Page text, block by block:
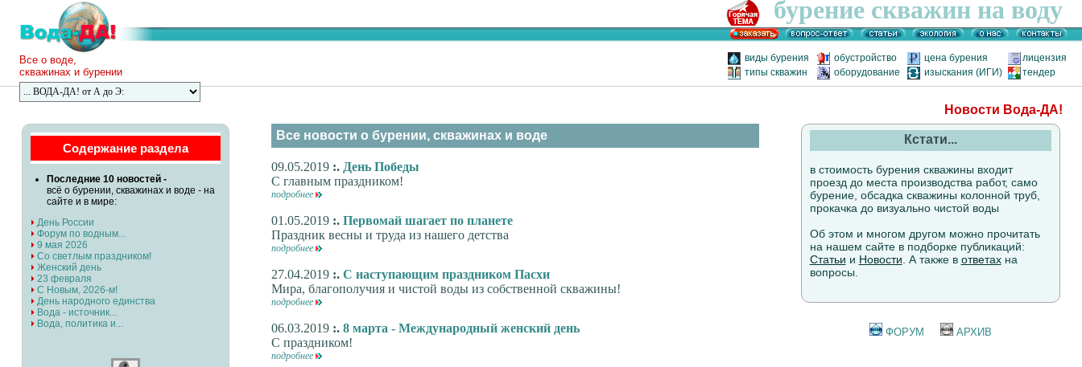
бурение скважин на воду
виды бурения обустройство цена бурения
лицензия
типы скважин
оборудование изыскания (ИГИ) тендер
Все о воде,
скважинах и бурении
Новости Вода-ДА!
Содержание раздела
Последние 10 новостей -
всё о бурении, скважинах и воде - на
сайте и в мире:
День России
Форум по водным...
9 мая 2026
Со светлым праздником!
Женский день
23 февраля
С Новым, 2026-м!
День народного единства
Вода - источник...
Вода, политика и...
Все новости о бурении, скважинах и воде
09.05.2019:. День Победы
С главным праздником!
подробнее
01.05.2019:. Первомай шагает по планете
Праздник весны и труда из нашего детства
подробнее
27.04.2019:. С наступающим праздником Пасхи
Мира, благополучия и чистой воды из собственной скважины!
подробнее
06.03.2019:. 8 марта - Международный женский день
С праздником!
подробнее
Кстати...
в стоимость бурения скважины входит
проезд до места производства работ, само
бурение, обсадка скважины колонной труб,
прокачка до визуально чистой воды
Об этом и многом другом можно прочитать
на нашем сайте в подборке публикаций:
Статьи и Новости. А также в ответахна
вопросы.
ФОРУМ АРХИВ